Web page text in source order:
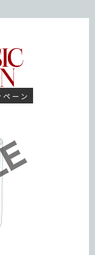
ーン